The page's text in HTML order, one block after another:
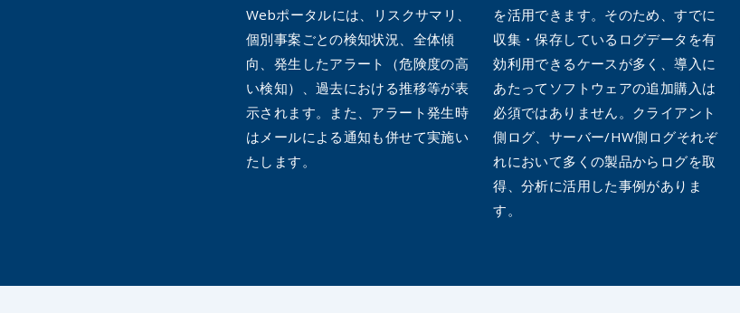
Webポータルには、リスクサマリ、
個別事案ごとの検知状況、全体傾
向、発生したアラート（危険度の高
い検知）、過去における推移等が表
示されます。また、アラート発生時
はメールによる通知も併せて実施い
たします。
を活用できます。そのため、すでに
収集・保存しているログデータを有
効利用できるケースが多く、導入に
あたってソフトウェアの追加購入は
必須ではありません。​クライアント
側ログ、サーバー/HW側ログそれぞ
れにおいて多くの製品からログを取
得、分析に活用した事例がありま
す。